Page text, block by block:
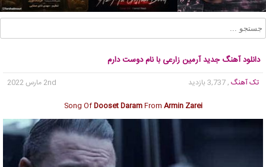
دانلود آهنگ جدید آرمین زارعی با نام دوست دارم
تک آهنگ , 3,737 بازدید
2nd مارس 2022
Song OfDooset DaramFrom Armin Zarei